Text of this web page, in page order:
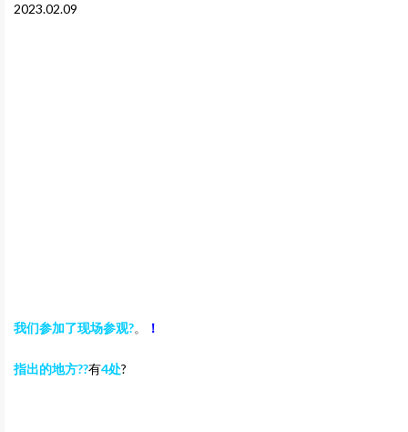
2023.02.09
我们参加了现场参观?。 ！
指出的地方??有4处?